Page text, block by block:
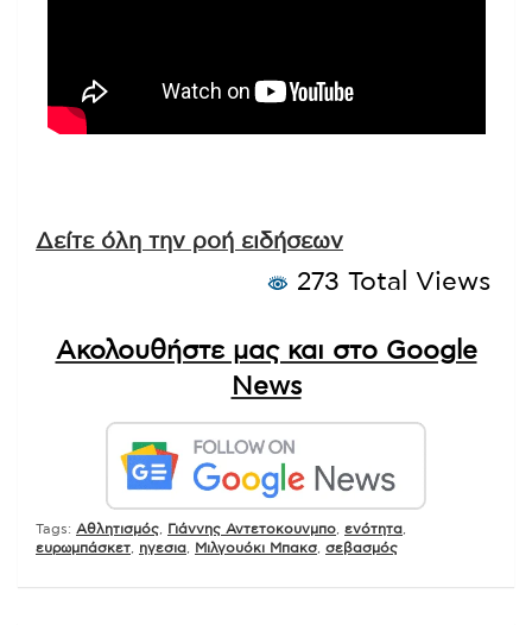
Δείτε όλη την ροή ειδήσεων
273 Total Views
Ακολουθήστε μας και στο Google
News
Tags: Αθλητισμός Γιάννης Αντετοκουνμπο ενότητα
ευρωμπάσκετ
ηγεσια Μιλγουόκι Μπακσ σεβασμός